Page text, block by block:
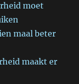
moet
maal beter
maakt er